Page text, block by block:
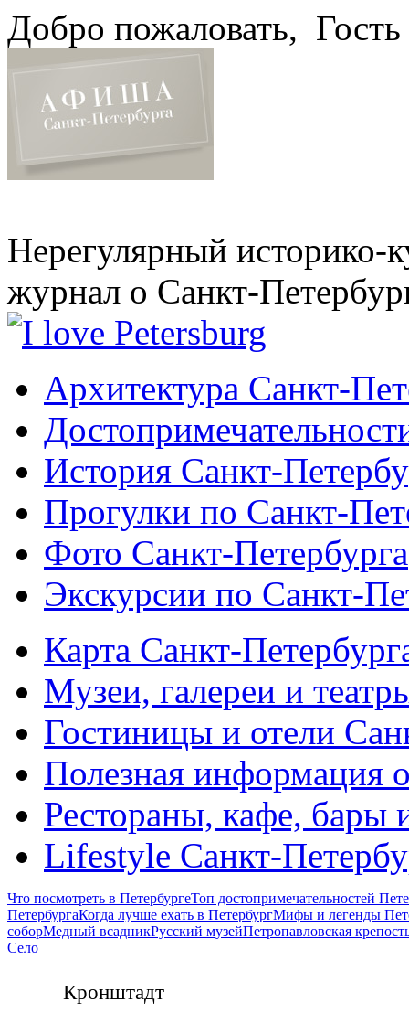
Добро пожаловать, Гость
Нерегулярный историко-
журнал о Санкт-
Архитектура Санкт-
История Санкт-
Прогулки по Санкт-
Фото Санкт-Петербурга
Экскурсии по Санкт-
Карта Санкт-
Музеи, галереи и
Гостиницы и отели
Полезная информация
Рестораны, кафе, бары
Lifestyle Санкт-
Что посмотреть в ПетербургеТоп достопримечательностей
ПетербургаКогда лучше ехать в ПетербургМифы и легенды
соборМедный всадникРусский музейПетропавловская
Село
Кронштадт